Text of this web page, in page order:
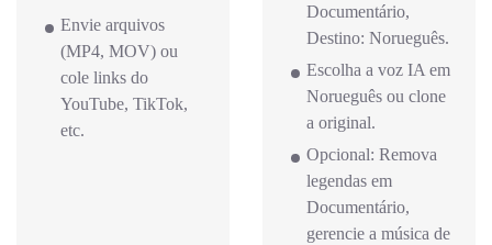
Envie arquivos
(MP4, MOV) ou
cole links do
YouTube, TikTok,
etc.
Documentário,
Destino: Norueguês.
Escolha a voz IA em
Norueguês ou clone
a original.
Opcional: Remova
legendas em
Documentário,
gerencie a música de